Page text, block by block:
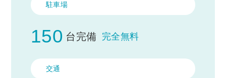
駐車場
150 台完備 完全無料
交通